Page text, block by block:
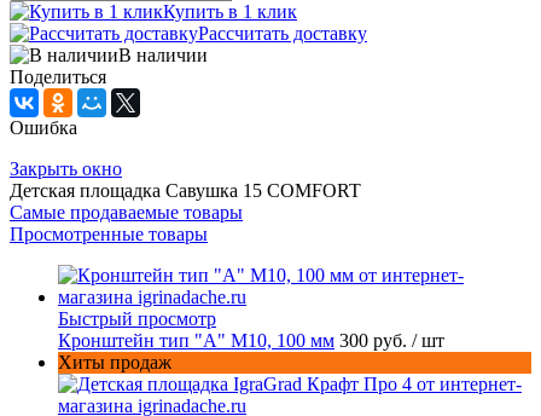
Купить в 1 клик
Рассчитать доставку
В наличии
Поделиться
Ошибка
Закрыть окно
Детская площадка Савушка 15 COMFORT
Самые продаваемые товары
Просмотренные товары
Быстрый просмотр
Кронштейн тип "A" M10, 100 мм 300 руб. / шт
Хиты продаж